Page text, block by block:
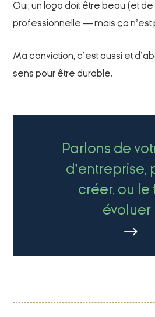
Oui, un logo doit être beau (et de
professionnelle — mais ça n’est
Ma conviction, c’est aussi et
sens pour être durable.
Parlons de
d’entreprise,
créer, ou le
évoluer